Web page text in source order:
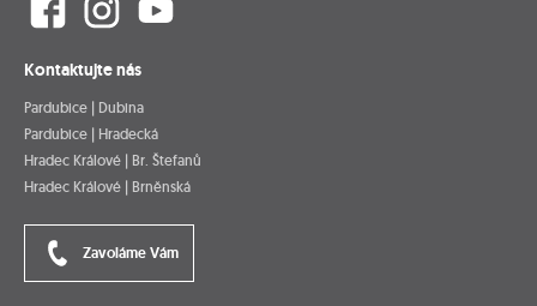
Kontaktujte nás
Pardubice | Dubina
Pardubice | Hradecká
Hradec Králové | Br. Štefanů
Hradec Králové | Brněnská
Zavoláme Vám